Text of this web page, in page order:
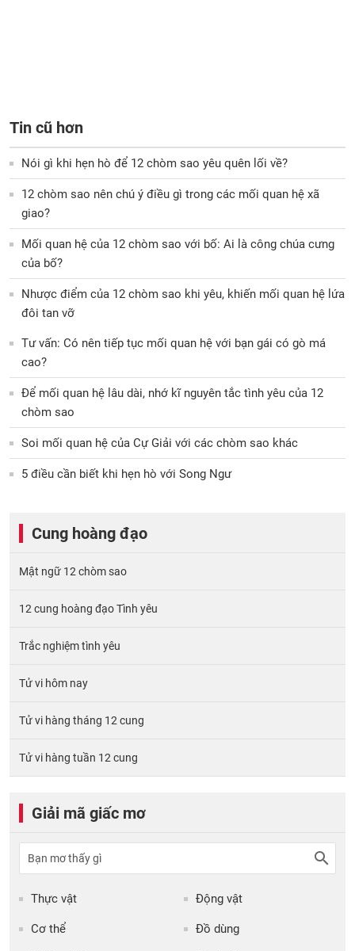
Tin cũ hơn
Nói gì khi hẹn hò để 12 chòm sao yêu quên lối về?
12 chòm sao nên chú ý điều gì trong các mối quan hệ xã
giao?
Mối quan hệ của 12 chòm sao với bố: Ai là công chúa cưng
của bố?
Nhược điểm của 12 chòm sao khi yêu, khiến mối quan hệ lứa
đôi tan vỡ
Tư vấn: Có nên tiếp tục mối quan hệ với bạn gái có gò má
cao?
Để mối quan hệ lâu dài, nhớ kĩ nguyên tắc tình yêu của 12
chòm sao
Soi mối quan hệ của Cự Giải với các chòm sao khác
5 điều cần biết khi hẹn hò với Song Ngư
Cung hoàng đạo
Mật ngữ 12 chòm sao
12 cung hoàng đạo Tình yêu
Trắc nghiệm tình yêu
Tử vi hôm nay
Tử vi hàng tháng 12 cung
Tử vi hàng tuần 12 cung
Giải mã giấc mơ
Thực vật Động vật
Cơ thể Đồ dùng